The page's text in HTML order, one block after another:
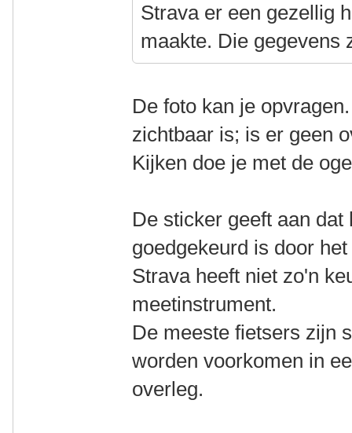
Strava er een gezellig
maakte. Die gegevens
De foto kan je
zichtbaar is; is er geen
Kijken doe je met de
De sticker geeft aan
goedgekeurd is door
Strava heeft niet zo'n
meetinstrument.
De meeste fietsers zijn
worden voorkomen in
overleg.